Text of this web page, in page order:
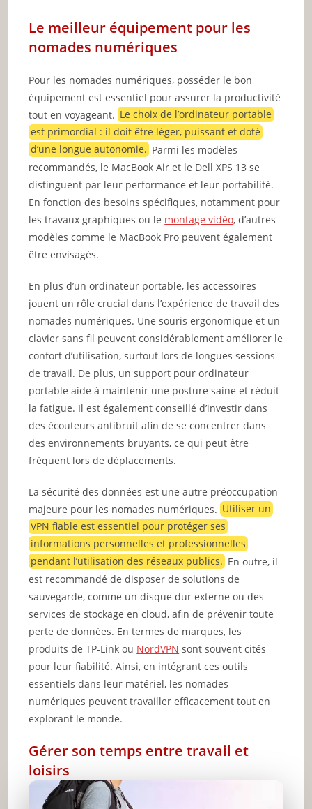
Le meilleur équipement pour les
nomades numériques
Pour les nomades numériques, posséder le bon
équipement est essentiel pour assurer la productivité
tout en voyageant.Le choix de l’ordinateur portable
est primordial : il doit être léger, puissant et doté
d’une longue autonomie. Parmi les modèles
recommandés, le MacBook Air et le Dell XPS 13 se
distinguent par leur performance et leur portabilité.
En fonction des besoins spécifiques, notamment pour
les travaux graphiques ou le montage vidéo, d’autres
modèles comme le MacBook Pro peuvent également
être envisagés.
En plus d’un ordinateur portable, les accessoires
jouent un rôle crucial dans l’expérience de travail des
nomades numériques. Une souris ergonomique et un
clavier sans fil peuvent considérablement améliorer le
confort d’utilisation, surtout lors de longues sessions
de travail. De plus, un support pour ordinateur
portable aide à maintenir une posture saine et réduit
la fatigue. Il est également conseillé d’investir dans
des écouteurs antibruit afin de se concentrer dans
des environnements bruyants, ce qui peut être
fréquent lors de déplacements.
La sécurité des données est une autre préoccupation
majeure pour les nomades numériques.Utiliser un
VPN fiable est essentiel pour protéger ses
informations personnelles et professionnelles
pendant l’utilisation des réseaux publics. En outre, il
est recommandé de disposer de solutions de
sauvegarde, comme un disque dur externe ou des
services de stockage en cloud, afin de prévenir toute
perte de données. En termes de marques, les
produits de TP-Link ou NordVPN sont souvent cités
pour leur fiabilité. Ainsi, en intégrant ces outils
essentiels dans leur matériel, les nomades
numériques peuvent travailler efficacement tout en
explorant le monde.
Gérer son temps entre travail et
loisirs